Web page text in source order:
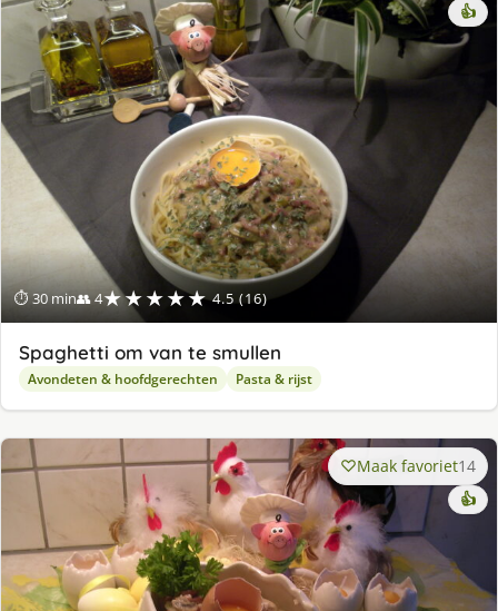
⏱ 30 min👥 4★★★★★ 4.5 (16)
👍
Spaghetti om van te smullen
Avondeten & hoofdgerechten Pasta & rijst
Maak favoriet14
👍